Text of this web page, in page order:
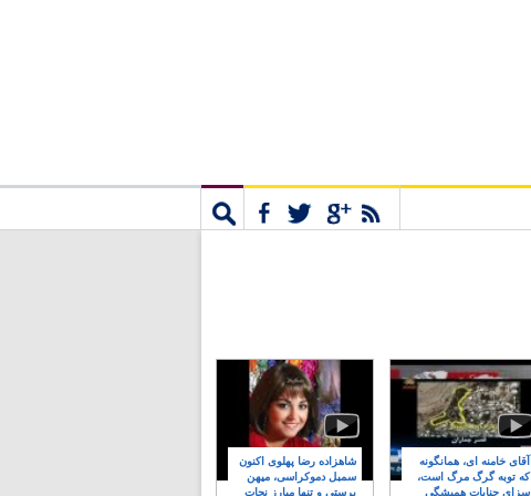
شاهزاده رضا پهلوی اکنون
سمبل دموکراسی، میهن
پرستی و تنها مبارز نجات
آقای خامنه ای، همانگونه
که توبه گرگ مرگ است،
سزای جنایات همیشگی